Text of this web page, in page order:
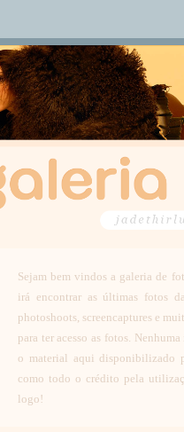
Sejam bem vindos a galeria de
irá encontrar as últimas fotos
photoshoots, screencaptures e
para ter acesso as fotos.
o material aqui disponibilizado
como todo o crédito pela
logo!